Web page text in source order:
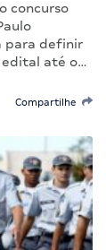
concurso
para definir
edital até o…
Compartilhe